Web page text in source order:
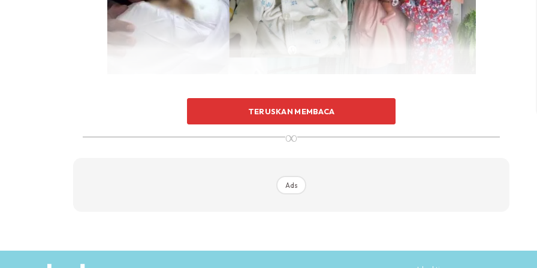
“Syukur alhamdulillah, terima kasih semua yang mendoakan kami sekeluarga.
Ads
TERUSKAN MEMBACA
∞
Ads